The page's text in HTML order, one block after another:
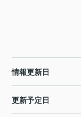
情報更新日
更新予定日